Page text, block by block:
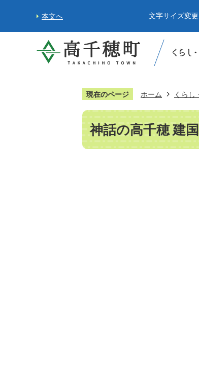
本文へ 文字サイズ変更
現在のページ ホーム くらし
神話の高千穂 建